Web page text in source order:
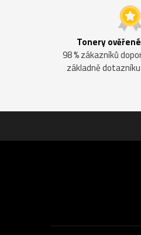
Tonery
98 % zákazníků
základně